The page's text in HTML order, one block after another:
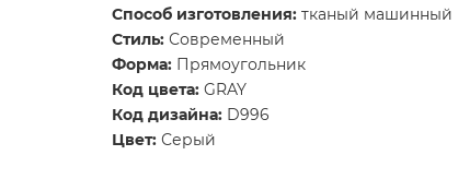
Способ изготовления: тканый машинный
Стиль: Современный
Форма: Прямоугольник
Код цвета: GRAY
Код дизайна: D996
Цвет: Серый